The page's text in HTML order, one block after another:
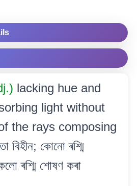
lacking hue and
light without
the rays composing
বিহীন; কোনো ৰশ্মি
ৰশ্মি শোষণ কৰা